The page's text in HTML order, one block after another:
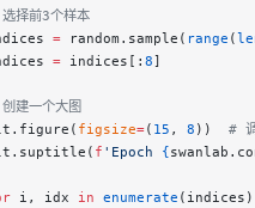
择前3个样本
= random.sample( range (
= indices[: 8]
建一个大图
figsize=( 15 , 8 )) #
f 'Epoch {
i, idx in enumerate